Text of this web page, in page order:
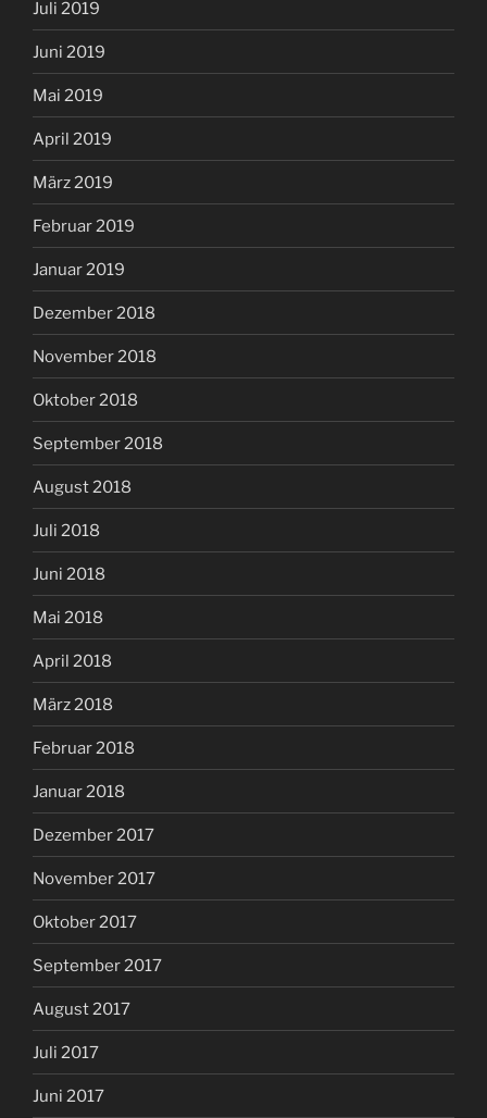
Juli 2019
Juni 2019
Mai 2019
April 2019
März 2019
Februar 2019
Januar 2019
Dezember 2018
November 2018
Oktober 2018
September 2018
August 2018
Juli 2018
Juni 2018
Mai 2018
April 2018
März 2018
Februar 2018
Januar 2018
Dezember 2017
November 2017
Oktober 2017
September 2017
August 2017
Juli 2017
Juni 2017